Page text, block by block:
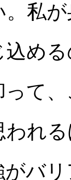
。私
込め
って
われ
がバ